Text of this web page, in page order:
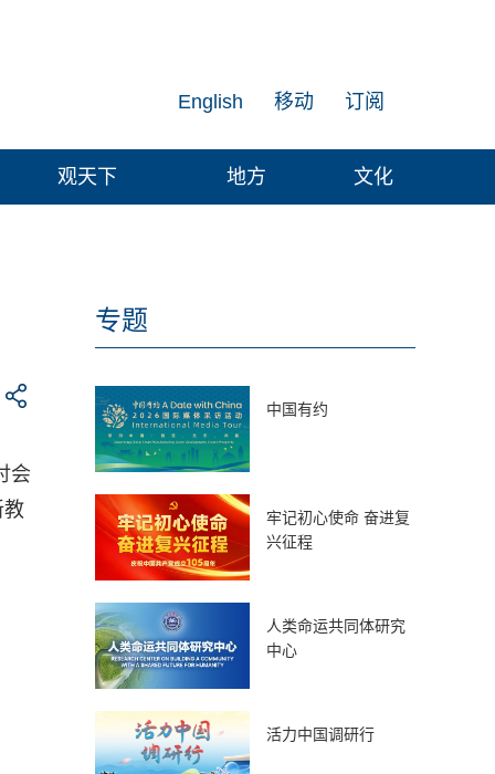
订阅
移动
English
观天下 地方 文化
会
教
专题
中国有约
牢记初心使命 奋进复
兴征程
人类命运共同体研究
中心
活力中国调研行